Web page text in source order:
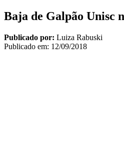
Baja de Galpão Unisc
Publicado por: Luiza Rabuski
Publicado em: 12/09/2018